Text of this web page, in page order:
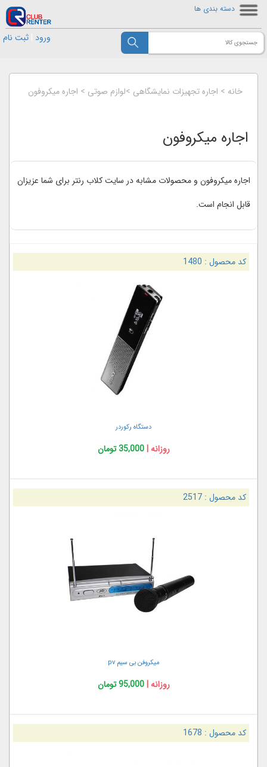
دسته بندی ها
ورود ثبت نام
خانه > اجاره تجهیزات نمایشگاهی >لوازم صوتی > اجاره میکروفون
اجاره میکروفون
اجاره میکروفون و محصولات مشابه در سایت کلاب رنتر برای شما عزیزان
قابل انجام است.
کد محصول : 1480
دستگاه رکوردر
روزانه |35,000 تومان
کد محصول :2517
میکروفن بی سیم pv
روزانه |95,000 تومان
کد محصول : 1678